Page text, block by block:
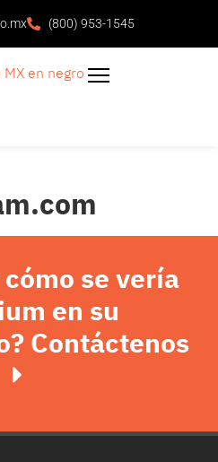
(800) 953-1545
se vería
en su
Contáctenos